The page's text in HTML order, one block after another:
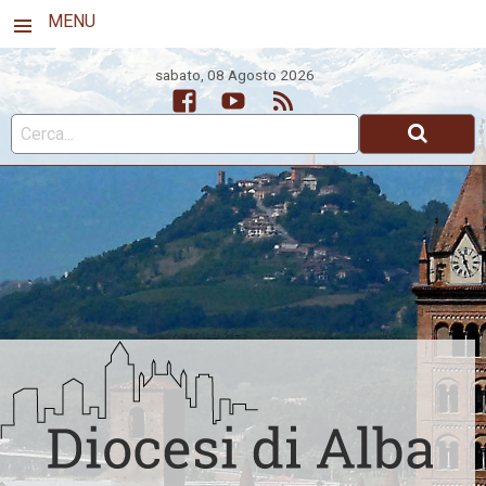
MENU
sabato, 08 Agosto 2026
FacebookYoutubeFeed